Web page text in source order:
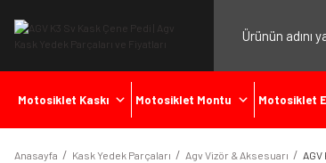
Motosiklet Kaskı Motosiklet Montu Motosiklet
Anasayfa Kask Yedek Parçaları Agv Vizör & Aksesuarı